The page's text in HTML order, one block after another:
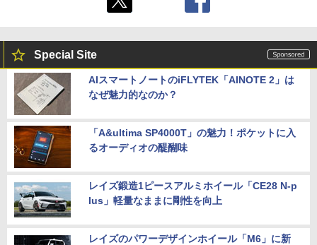
Special Site
AIスマートノートのiFLYTEK「AINOTE 2」は
なぜ魅力的なのか？
「A&ultima SP4000T」の魅力！ポケットに入
るオーディオの醍醐味
レイズ鍛造1ピースアルミホイール「CE28 N-p
lus」軽量なままに剛性を向上
レイズのパワーデザインホイール「M6」に新